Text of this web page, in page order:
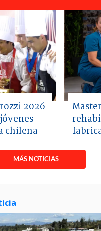
2026
chilena
MÁS NOTICIAS